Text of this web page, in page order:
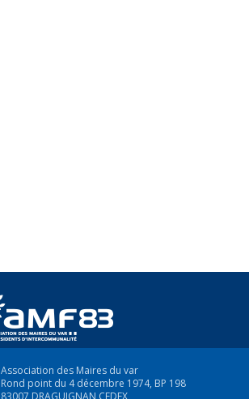
Association des Maires du var
Rond point du 4 décembre 1974, BP 198
83007 DRAGUIGNAN CEDEX